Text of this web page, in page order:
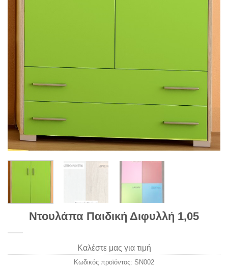
Ντουλάπα Παιδική Διφυλλή 1,05
Καλέστε μας για τιμή
Κωδικός προϊόντος: SN002